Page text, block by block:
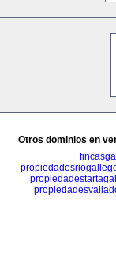
Otros dominios en